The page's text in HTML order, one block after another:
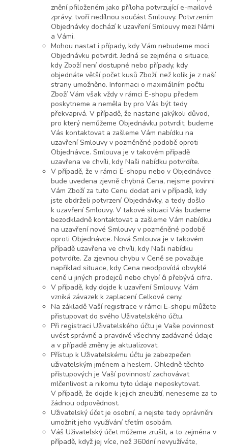
znění přiloženém jako příloha potvrzující e-mailové
zprávy, tvoří nedílnou součást Smlouvy. Potvrzením
Objednávky dochází k uzavření Smlouvy mezi Námi
a Vámi.
Mohou nastat i případy, kdy Vám nebudeme moci
Objednávku potvrdit. Jedná se zejména o situace,
kdy Zboží není dostupné nebo případy, kdy
objednáte větší počet kusů Zboží, než kolik je z naší
strany umožněno. Informaci o maximálním počtu
Zboží Vám však vždy v rámci E-shopu předem
poskytneme a neměla by pro Vás být tedy
překvapivá. V případě, že nastane jakýkoli důvod,
pro který nemůžeme Objednávku potvrdit, budeme
Vás kontaktovat a zašleme Vám nabídku na
uzavření Smlouvy v pozměněné podobě oproti
Objednávce. Smlouva je v takovém případě
uzavřena ve chvíli, kdy Naši nabídku potvrdíte.
V případě, že v rámci E-shopu nebo v Objednávce
bude uvedena zjevně chybná Cena, nejsme povinni
Vám Zboží za tuto Cenu dodat ani v případě, kdy
jste obdrželi potvrzení Objednávky, a tedy došlo
k uzavření Smlouvy. V takové situaci Vás budeme
bezodkladně kontaktovat a zašleme Vám nabídku
na uzavření nové Smlouvy v pozměněné podobě
oproti Objednávce. Nová Smlouva je v takovém
případě uzavřena ve chvíli, kdy Naši nabídku
potvrdíte. Za zjevnou chybu v Ceně se považuje
například situace, kdy Cena neodpovídá obvyklé
ceně u jiných prodejců nebo chybí či přebývá cifra.
V případě, kdy dojde k uzavření Smlouvy, Vám
vzniká závazek k zaplacení Celkové ceny.
Na základě Vaší registrace v rámci E-shopu můžete
přistupovat do svého Uživatelského účtu.
Při registraci Uživatelského účtu je Vaše povinnost
uvést správně a pravdivě všechny zadávané údaje
a v případě změny je aktualizovat.
Přístup k Uživatelskému účtu je zabezpečen
uživatelským jménem a heslem. Ohledně těchto
přístupových je Vaší povinností zachovávat
mlčenlivost a nikomu tyto údaje neposkytovat.
V případě, že dojde k jejich zneužití, neneseme za to
žádnou odpovědnost.
Uživatelský účet je osobní, a nejste tedy oprávněni
umožnit jeho využívání třetím osobám.
Váš Uživatelský účet můžeme zrušit, a to zejména v
případě, když jej více, než 360dní nevyužíváte,